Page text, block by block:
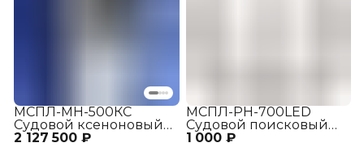
2 127 500 ₽
МСПЛ-МН-500КС
Судовой ксеноновый
поисковый прожектор
1 000 ₽
МСПЛ-РН-700LED
Судовой поисковый
прожектор